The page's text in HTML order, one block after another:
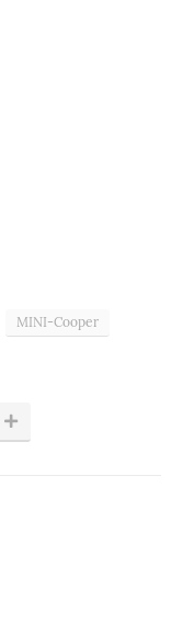
MINI-Cooper